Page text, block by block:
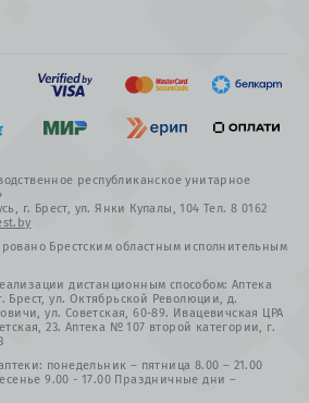
республиканское унитарное
г. Брест, ул. Янки Купалы, 104 Тел. 8 0162
Брестским областным исполнительным
дистанционным способом: Аптека
ул. Октябрьской Революции, д.
ул. Советская, 60-89. Ивацевичская ЦРА
23. Аптека № 107 второй категории, г.
понедельник – пятница 8.00 – 21.00
9.00 - 17.00 Праздничные дни –